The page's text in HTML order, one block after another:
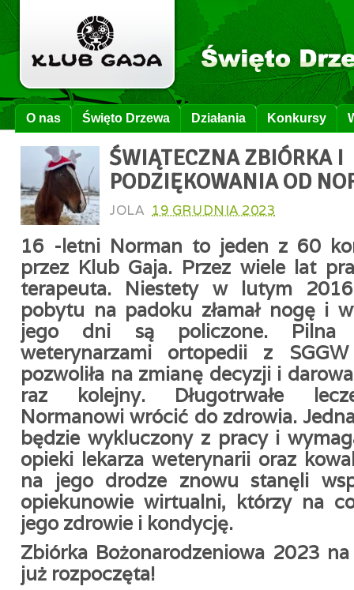
O nas Święto Drzewa Działania Konkursy
ŚWIĄTECZNA ZBIÓRKA I
PODZIĘKOWANIA OD
JOLA 19 GRUDNIA 2023
16 -letni Norman to jeden z 60
przez Klub Gaja. Przez wiele lat
terapeuta. Niestety w lutym
pobytu na padoku złamał nogęi
jego dni są policzone. Pilna
weterynarzami ortopedii z
pozwoliła na zmianę decyzji i
raz kolejny. Długotrwałe
Normanowi wrócić do zdrowia.
będzie wykluczony z pracy i
opieki lekarza weterynarii oraz
na jego drodze znowu stanęli
opiekunowie wirtualni, którzy na
jego zdrowie i kondycję.
Zbiórka Bożonarodzeniowa 2023
już rozpoczęta!